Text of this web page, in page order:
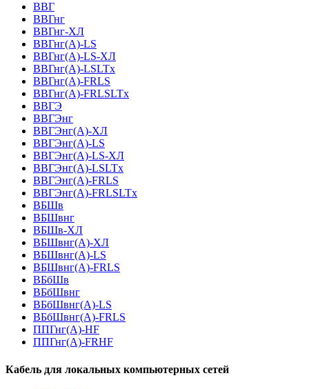
ВВГ
ВВГнг
ВВГнг-ХЛ
ВВГнг(А)-LS
ВВГнг(А)-LS-ХЛ
ВВГнг(А)-LSLTx
ВВГнг(А)-FRLS
ВВГнг(А)-FRLSLTx
ВВГЭ
ВВГЭнг
ВВГЭнг(A)-ХЛ
ВВГЭнг(А)-LS
ВВГЭнг(А)-LS-ХЛ
ВВГЭнг(А)-LSLTx
ВВГЭнг(А)-FRLS
ВВГЭнг(А)-FRLSLTx
ВБШв
ВБШвнг
ВБШв-ХЛ
ВБШвнг(A)-ХЛ
ВБШвнг(A)-LS
ВБШвнг(A)-FRLS
ВБбШв
ВБбШвнг
ВБбШвнг(A)-LS
ВБбШвнг(A)-FRLS
ППГнг(А)-HF
ППГнг(А)-FRHF
Кабель для локальных компьютерных сетей